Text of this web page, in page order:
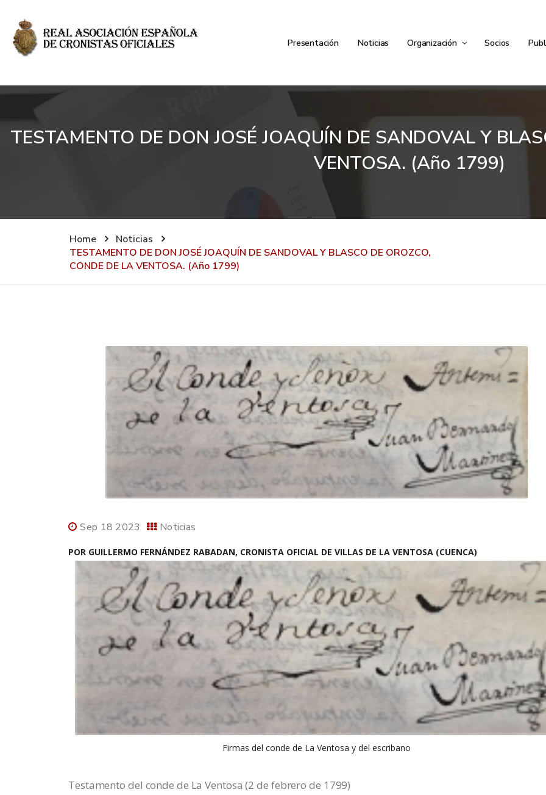
Presentación Noticias Organización Socios
TESTAMENTO DE DON JOSÉ JOAQUÍN DE SANDOVAL Y
VENTOSA. (Año 1799)
Home
Noticias
TESTAMENTO DE DON JOSÉ JOAQUÍN DE SANDOVAL Y BLASCO DE OROZCO,
CONDE DE LA VENTOSA. (Año 1799)
Sep 18 2023 Noticias
POR GUILLERMO FERNÁNDEZ RABADAN, CRONISTA OFICIAL DE VILLAS DE LA VENTOSA (CUENCA)
Firmas del conde de La Ventosa y del escribano
Testamento del conde de La Ventosa (2 de febrero de 1799)